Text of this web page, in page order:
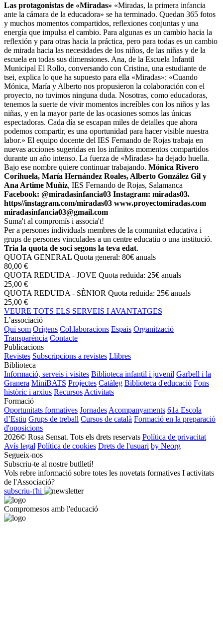
Las protagonistas de «Miradas» «Miradas, la primera infancia
ante la cámara de la educadora» se ha terminado. Quedan 365 fotos
y muchos momentos compartidos, reflexiones conjuntas y una
energía que impulsa el cambio. Para algunas es un cambio hacia la
reflexión y para otras hacia la práctica, pero para todas es un cambio
de mirada hacia las necesidades de los niños, de las niñas y de la
escuela en todas sus dimensiones. Ana, de la Escuela Infantil
Municipal El Rollo, conversando con Cristina, una estudiante de
tsei, explica lo que ha supuesto para ella «Miradas»: «Cuando
Mónica, María y Alberto nos propusieron la colaboración con el
proyecto, no tuvimos ninguna duda. Nosotras, como educadoras,
tenemos la suerte de vivir momentos increíbles con los niños y las
niñas, y en la mayor parte de las ocasiones somos las únicas
espectadoras. Cada día se escapan miles de detalles que ahora
podemos compartir, es una oportunidad para hacer visible nuestra
labor.» El equipo docente del IES Fernando de Rojas trabaja en
nuevas acciones sugeridas en los infinitos momentos compartidos
durante un año intenso. La fuerza de «Miradas» ha dejado huella.
Bajo ese nombre quiere continuar trabajando. Mónica Rivero
Corihuela, María Hernández Roales, Alberto González Gil y
Ana Artime Muñiz, IES Fernando de Rojas, Salamanca
Facebook: @miradasinfancia03 Instagram: miradas03.
https//instagram.com/miradas03 www.proyectomiradas.com
miradasinfancia03@gmail.com
Suma't al compromís i associa't!
Per a persones individuals membres de la comunitat educativa i
grups de persones vinculades a un centre educatiu o una institució.
Tria la quota de soci segons la teva edat.
QUOTA GENERAL Quota general: 80€ anuals
80,00 €
QUOTA REDUIDA - JOVE Quota reduida: 25€ anuals
25,00 €
QUOTA REDUIDA - SÈNIOR Quota reduida: 25€ anuals
25,00 €
VEURE TOTS ELS SERVEIS I AVANTATGES
L’associació
Qui som Orígens Col.laboracions Espais Organització
Transparència Contacte
Publicacions
Revistes Subscripcions a revistes Llibres
Biblioteca
Informació, serveis i visites Biblioteca infantil i juvenil Garbell i la
Granera MiniBATS Projectes Catàleg Biblioteca d'educació Fons
històric i arxius Recursos Activitats
Formació
Oportunitats formatives Jornades Acompanyaments 61a Escola
d’Estiu Grups de treball Cursos de català Formació en la preparació
d'oposicions
2026© Rosa Sensat. Tots els drets reservats Política de privacitat
Avís legal Política de cookies Drets de l'usuari by Neorg
Segueix-nos
Subscriu-te al nostre butlletí!
Vols rebre informació sobre totes les novetats formatives I activitats
de l'Associació?
subscriu-t'hi
Compromesos amb l'educació